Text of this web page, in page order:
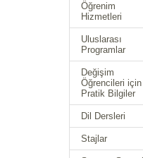
Öğrenim
Hizmetleri
Uluslarası
Programlar
Değişim
Öğrencileri için
Pratik Bilgiler
Dil Dersleri
Stajlar